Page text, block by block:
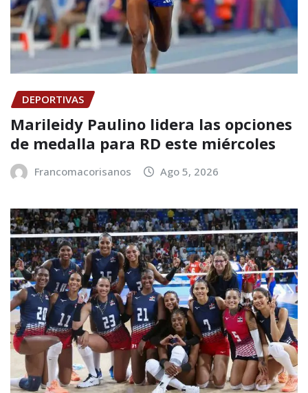
DEPORTIVAS
Marileidy Paulino lidera las opciones
de medalla para RD este miércoles
Francomacorisanos Ago 5, 2026